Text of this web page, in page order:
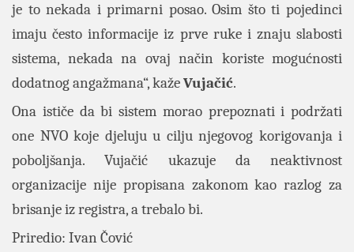
je to nekada i primarni posao. Osim što ti pojedinci
imaju često informacije iz prve ruke i znaju slabosti
sistema, nekada na ovaj način koriste mogućnosti
dodatnog angažmana“, kažeVujačić.
Ona ističe da bi sistem morao prepoznati i podržati
one NVO koje djeluju u cilju njegovog korigovanja i
poboljšanja. Vujačić ukazuje da neaktivnost
organizacije nije propisana zakonom kao razlog za
brisanje iz registra, a trebalo bi.
Priredio: Ivan Čović